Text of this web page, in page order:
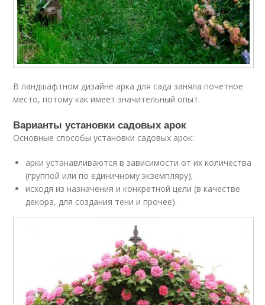
В ландшафтном дизайне арка для сада заняла почетное
место, потому как имеет значительный опыт.
Варианты установки садовых арок
Основные способы установки садовых арок:
арки устанавливаются в зависимости от их количества
(группой или по единичному экземпляру);
исходя из назначения и конкретной цели (в качестве
декора, для создания тени и прочее).